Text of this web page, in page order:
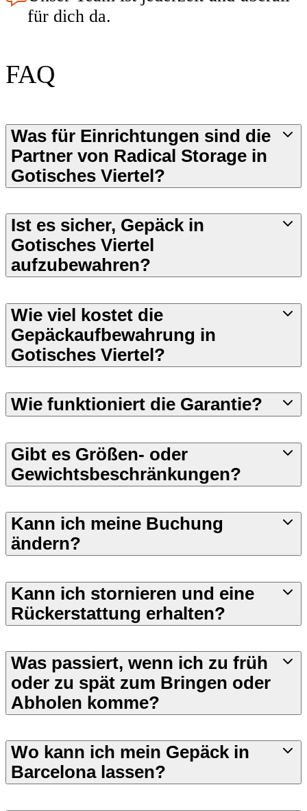
für dich da.
FAQ
Was für Einrichtungen sind die
Partner von Radical Storage in
Gotisches Viertel?
Ist es sicher, Gepäck in
Gotisches Viertel
aufzubewahren?
Wie viel kostet die
Gepäckaufbewahrung in
Gotisches Viertel?
Wie funktioniert die Garantie?
Gibt es Größen- oder
Gewichtsbeschränkungen?
Kann ich meine Buchung
ändern?
Kann ich stornieren und eine
Rückerstattung erhalten?
Was passiert, wenn ich zu früh
oder zu spät zum Bringen oder
Abholen komme?
Wo kann ich mein Gepäck in
Barcelona lassen?